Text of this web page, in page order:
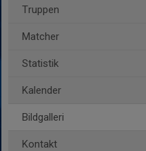
Truppen
Matcher
Statistik
Kalender
Bildgalleri
Kontakt